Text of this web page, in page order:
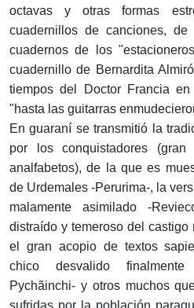
octavas y otras formas
cuadernillos de canciones,
cuadernos de los
cuadernillo de Bernardita
tiempos del Doctor Francia
"hasta las guitarras
En guaraní se transmitió la
por los conquistadores
analfabetos), de la que es
de Urdemales -Perurima-, la
malamente asimilado -
distraído y temeroso del castigo
el gran acopio de textos
chico desvalido
Pychãinchi- y otros muchos